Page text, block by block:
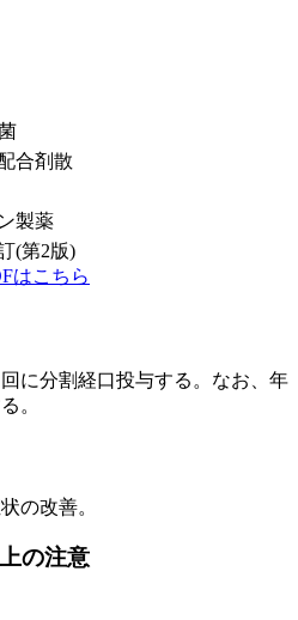
合剤散
製薬
(第2版)
はこちら
に分割経口投与する。なお、年
。
の改善。
の注意